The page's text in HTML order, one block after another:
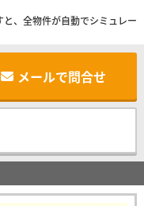
、全物件が自動でシミュレー
メールで問合せ